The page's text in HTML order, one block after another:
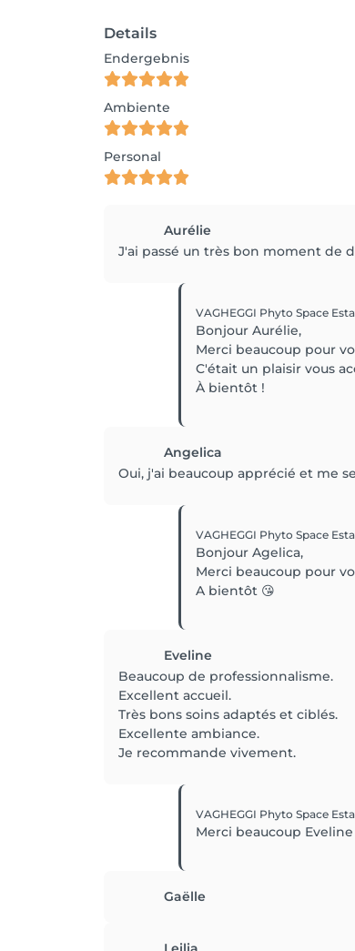
Details
Endergebnis
Ambiente
Personal
Aurélie
J'ai passé un très bon moment de
VAGHEGGI Phyto Space
Bonjour Aurélie,
Merci beaucoup pour
C'était un plaisir vous
À bientôt !
Angelica
Oui, j'ai beaucoup apprécié et me
VAGHEGGI Phyto Space
Bonjour Agelica,
Merci beaucoup pour
A bientôt 😘
Eveline
Beaucoup de professionnalisme.
Excellent accueil.
Très bons soins adaptés et ciblés.
Excellente ambiance.
Je recommande vivement.
VAGHEGGI Phyto Space
Merci beaucoup
Gaëlle